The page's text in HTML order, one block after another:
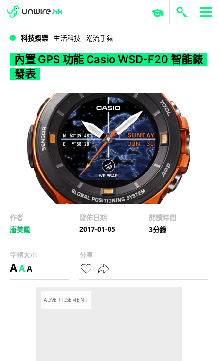
內置 GPS 功能 Casio WSD-F20 智能錶發表
WWDC 2026 ERP 與商業 AI
科技娛樂 生活科技 潮流手錶
內置 GPS 功能 Casio WSD-F20 智能錶
發表
作者
唐美鳳
發佈日期
2017-01-05
閱讀時間
3分鐘
字體大小
AAA
分享
ADVERTISEMENT